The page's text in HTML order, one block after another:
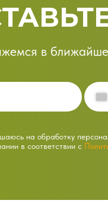
в
на обработку
в соответствии с